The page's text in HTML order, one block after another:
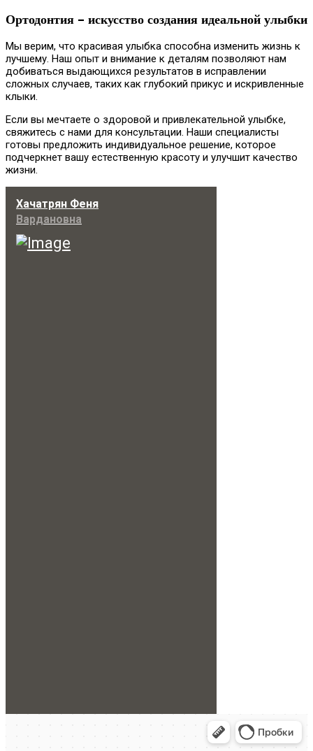
Ортодонтия – искусство создания идеальной улыбки
Мы верим, что красивая улыбка способна изменить жизнь к
лучшему. Наш опыт и внимание к деталям позволяют нам
добиваться выдающихся результатов в исправлении
сложных случаев, таких как глубокий прикус и искривленные
клыки.
Если вы мечтаете о здоровой и привлекательной улыбке,
свяжитесь с нами для консультации. Наши специалисты
готовы предложить индивидуальное решение, которое
подчеркнет вашу естественную красоту и улучшит качество
жизни.
Хачатрян Феня
Вардановна